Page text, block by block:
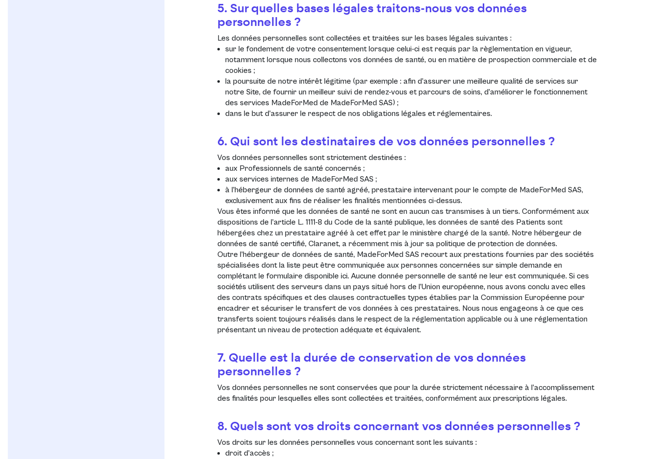
5. Sur quelles bases légales traitons-nous vos données
personnelles ?
Les données personnelles sont collectées et traitées sur les bases légales suivantes :
sur le fondement de votre consentement lorsque celui-ci est requis par la règlementation en vigueur,
notamment lorsque nous collectons vos données de santé, ou en matière de prospection commerciale et de
cookies ;
la poursuite de notre intérêt légitime (par exemple : afin d’assurer une meilleure qualité de services sur
notre Site, de fournir un meilleur suivi de rendez-vous et parcours de soins, d’améliorer le fonctionnement
des services MadeForMed de MadeForMed SAS) ;
dans le but d’assurer le respect de nos obligations légales et réglementaires.
6. Qui sont les destinataires de vos données personnelles ?
Vos données personnelles sont strictement destinées :
aux Professionnels de santé concernés ;
aux services internes de MadeForMed SAS ;
à l’hébergeur de données de santé agréé, prestataire intervenant pour le compte de MadeForMed SAS,
exclusivement aux fins de réaliser les finalités mentionnées ci-dessus.
Vous êtes informé que les données de santé ne sont en aucun cas transmises à un tiers. Conformément aux
dispositions de l’article L. 1111-8 du Code de la santé publique, les données de santé des Patients sont
hébergées chez un prestataire agréé à cet effet par le ministère chargé de la santé. Notre hébergeur de
données de santé certifié, Claranet, a récemment mis à jour sa politique de protection de données.
Outre l’hébergeur de données de santé, MadeForMed SAS recourt aux prestations fournies par des sociétés
spécialisées dont la liste peut être communiquée aux personnes concernées sur simple demande en
complétant le formulaire disponible ici. Aucune donnée personnelle de santé ne leur est communiquée. Si ces
sociétés utilisent des serveurs dans un pays situé hors de l’Union européenne, nous avons conclu avec elles
des contrats spécifiques et des clauses contractuelles types établies par la Commission Européenne pour
encadrer et sécuriser le transfert de vos données à ces prestataires. Nous nous engageons à ce que ces
transferts soient toujours réalisés dans le respect de la réglementation applicable ou à une réglementation
présentant un niveau de protection adéquate et équivalent.
7. Quelle est la durée de conservation de vos données
personnelles ?
Vos données personnelles ne sont conservées que pour la durée strictement nécessaire à l’accomplissement
des finalités pour lesquelles elles sont collectées et traitées, conformément aux prescriptions légales.
8. Quels sont vos droits concernant vos données personnelles ?
Vos droits sur les données personnelles vous concernant sont les suivants :
droit d’accès ;